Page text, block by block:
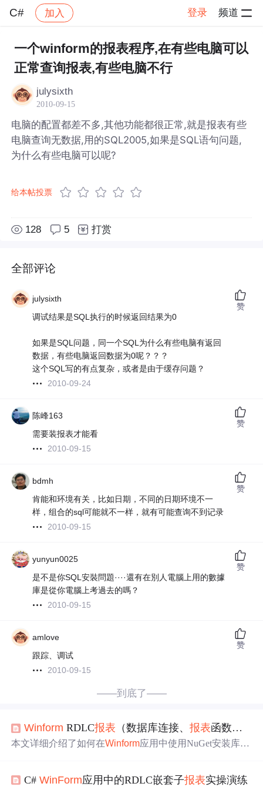
C# 加入 登录 频道
社区 C# 帖子详情
一个winform的报表程序,在有些电脑可以
正常查询报表,有些电脑不行
julysixth
2010-09-15
电脑的配置都差不多,其他功能都很正常,就是报表有些
电脑查询无数据,用的SQL2005,如果是SQL语句问题,
为什么有些电脑可以呢?
给本帖投票
128 5 打赏
全部评论
julysixth
调试结果是SQL执行的时候返回结果为0
如果是SQL问题，同一个SQL为什么有些电脑有返回
数据，有些电脑返回数据为0呢？？？
这个SQL写的有点复杂，或者是由于缓存问题？
2010-09-24
赞
陈峰163
需要装报表才能看
2010-09-15
赞
bdmh
肯能和环境有关，比如日期，不同的日期环境不一
样，组合的sql可能就不一样，就有可能查询不到记录
2010-09-15
赞
yunyun0025
是不是你SQL安裝問題····還有在別人電腦上用的數據
庫是從你電腦上考過去的嗎？
2010-09-15
赞
amlove
跟踪、调试
2010-09-15
赞
——到底了——
Winform RDLC报表 （数据库连接、报表函数使用、动态表头）
本文详细介绍了如何在Winform应用中使用NuGet安装库、
行列可见性控制。
C#WinForm应用中的RDLC嵌套子报表实操演练